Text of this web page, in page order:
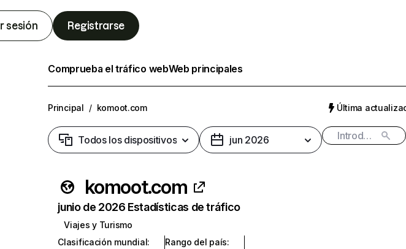
sesión Registrarse
Comprueba el tráfico webWeb principales
Principal / komoot.com Última
Todos los dispositivos jun 2026
komoot.com
junio de 2026 Estadísticas de tráfico
Viajes y Turismo
Clasificación mundial:
Rango del país: